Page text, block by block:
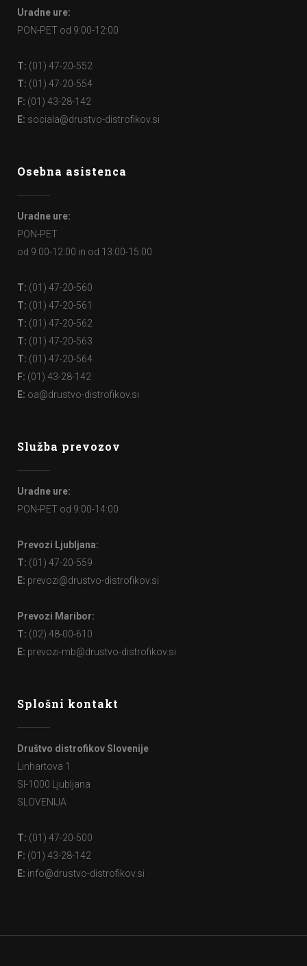
Uradne ure:
PON-PET od 9:00-12:00
T: (01) 47-20-552
T: (01) 47-20-554
F: (01) 43-28-142
E: sociala@drustvo-distrofikov.si
Osebna asistenca
Uradne ure:
PON-PET
od 9:00-12:00 in od 13:00-15:00
T: (01) 47-20-560
T: (01) 47-20-561
T: (01) 47-20-562
T: (01) 47-20-563
T: (01) 47-20-564
F: (01) 43-28-142
E: oa@drustvo-distrofikov.si
Služba prevozov
Uradne ure:
PON-PET od 9:00-14:00
Prevozi Ljubljana:
T: (01) 47-20-559
E: prevozi@drustvo-distrofikov.si
Prevozi Maribor:
T: (02) 48-00-610
E: prevozi-mb@drustvo-distrofikov.si
Splošni kontakt
Društvo distrofikov Slovenije
Linhartova 1
SI-1000 Ljubljana
SLOVENIJA
T: (01) 47-20-500
F: (01) 43-28-142
E: info@drustvo-distrofikov.si